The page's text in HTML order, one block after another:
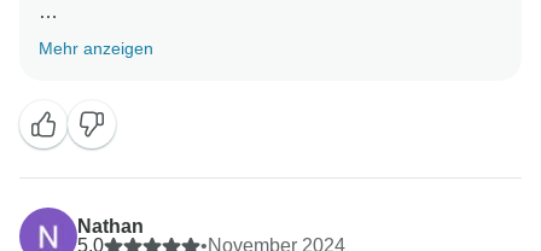
vielen Dank, dass Sie sich die Zeit genommen haben,
hören, dass der Service Ihren Erwartungen entsprach.
Das ist ein großer Ansporn für alle unsere Mitarbeiter,
ihre hervorragenden Leistungen beizubehalten.
Nochmals vielen Dank, dass Sie Ihre Zeit mit uns
Mehr anzeigen
Nathan
5,0
•November 2024